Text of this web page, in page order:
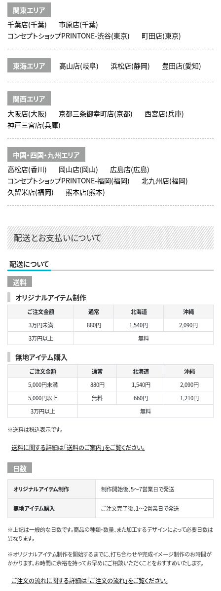
関東エリア
千葉店(千葉)
市原店(千葉)
コンセプトショップPRINTONE-渋谷(東京)
町田店(東京)
東海エリア 高山店(岐阜) 浜松店(静岡) 豊田店(愛知)
関西エリア
大阪店(大阪)
京都三条御幸町店(京都)
西宮店(兵庫)
神戸三宮店(兵庫)
中国・四国・九州エリア
高松店(香川)
岡山店(岡山)
広島店(広島)
コンセプトショップPRINTONE-福岡(福岡)
北九州店(福岡)
久留米店(福岡)
熊本店(熊本)
配送とお支払いについて
配送について
送料
オリジナルアイテム制作
ご注文金額 通常 北海道
沖縄
3万円未満
880円 1,540円
2,090円
3万円以上
無料
無地アイテム購入
ご注文金額 通常 北海道
沖縄
5,000円未満
880円 1,540円
2,090円
5,000円以上
無料 660円
1,210円
3万円以上
無料
※送料は税込表示です。
送料に関する詳細は「送料のご案内」をご覧ください。
日数
オリジナルアイテム制作 制作開始後、5～7営業日で発送
無地アイテム購入 ご注文完了後、1～2営業日で発送
※上記は一般的な日数です。商品の種類・数量、また加工するデザインによって必要日数は
異なります。
※オリジナルアイテム制作を開始するまでに、打ち合わせや完成イメージ制作のお時間が
かかります。お時間に余裕を持ってお早めにご相談いただくことをおすすめいたします。
ご注文の流れに関する詳細は「ご注文の流れ」をご覧ください。